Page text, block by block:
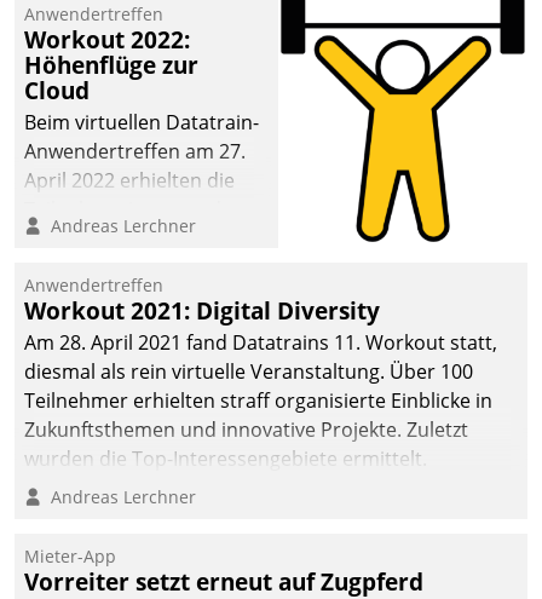
Anwendertreffen
Workout 2022:
Höhenflüge zur
Cloud
Beim virtuellen Datatrain-
Anwendertreffen am 27.
April 2022 erhielten die
Teilnehmer kurzweilige
Cloud-Strategien und -
Lösungen mit hohem
Zukunftspotenzial.
Andreas Lerchner
Anwendertreffen
Workout 2021: Digital Diversity
Am 28. April 2021 fand Datatrains 11. Workout statt,
diesmal als rein virtuelle Veranstaltung. Über 100
Teilnehmer erhielten straff organisierte Einblicke in
Zukunftsthemen und innovative Projekte. Zuletzt
wurden die Top-Interessengebiete ermittelt.
Andreas Lerchner
Mieter-App
Vorreiter setzt erneut auf Zugpferd